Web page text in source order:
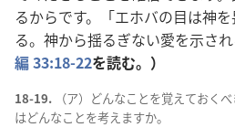
るからです。「エホバの目は神を
る。 神から揺るぎない愛を示さ
編33:18-22を読む。）
18-19. （ア）どんなことを覚えておくべ
はどんなことを考えますか。